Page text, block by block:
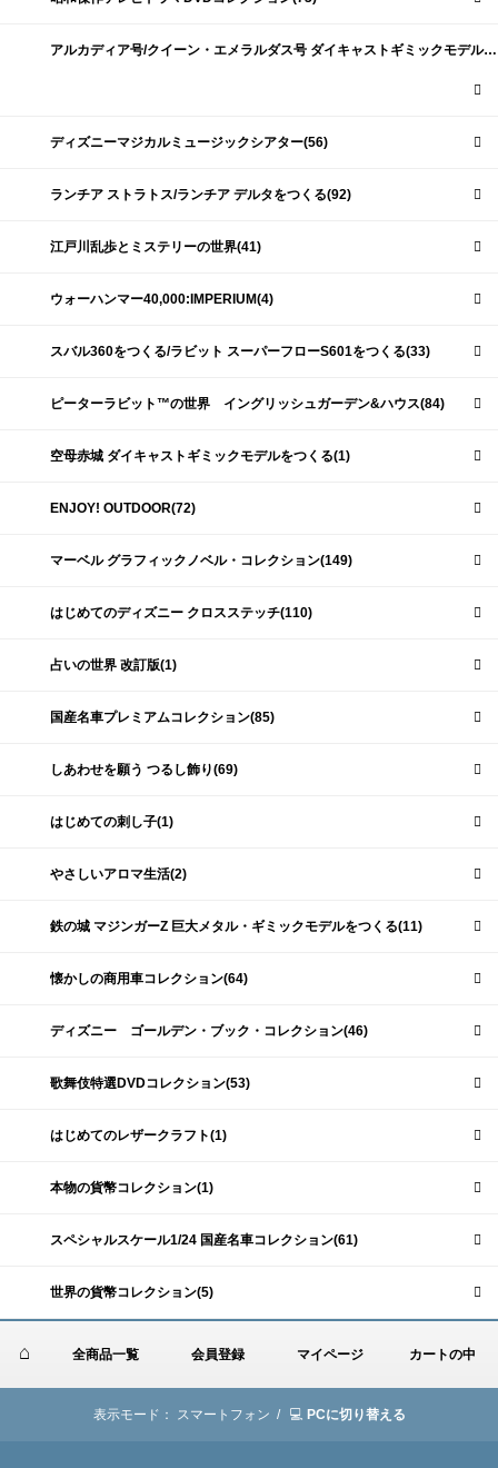
アルカディア号/クイーン・エメラルダス号 ダイキャストギミックモデルをつくる(159)
ディズニーマジカルミュージックシアター(56)
ランチア ストラトス/ランチア デルタをつくる(92)
江戸川乱歩とミステリーの世界(41)
ウォーハンマー40,000:IMPERIUM(4)
スバル360をつくる/ラビット スーパーフローS601をつくる(33)
ピーターラビット™の世界 イングリッシュガーデン&ハウス(84)
空母赤城 ダイキャストギミックモデルをつくる(1)
ENJOY! OUTDOOR(72)
マーベル グラフィックノベル・コレクション(149)
はじめてのディズニー クロスステッチ(110)
占いの世界 改訂版(1)
国産名車プレミアムコレクション(85)
しあわせを願う つるし飾り(69)
はじめての刺し子(1)
やさしいアロマ生活(2)
鉄の城 マジンガーZ 巨大メタル・ギミックモデルをつくる(11)
懐かしの商用車コレクション(64)
ディズニー ゴールデン・ブック・コレクション(46)
歌舞伎特選DVDコレクション(53)
はじめてのレザークラフト(1)
本物の貨幣コレクション(1)
スペシャルスケール1/24 国産名車コレクション(61)
世界の貨幣コレクション(5)
全商品一覧 会員登録 マイページ カートの中
表示モード： スマートフォン / PCに切り替える